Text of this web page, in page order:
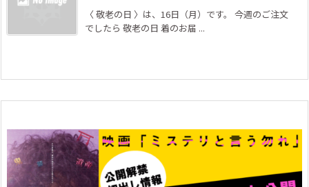
〈 敬老の日 〉は、16日（月）です。 今週のご注文
でしたら 敬老の日 着のお届 ...